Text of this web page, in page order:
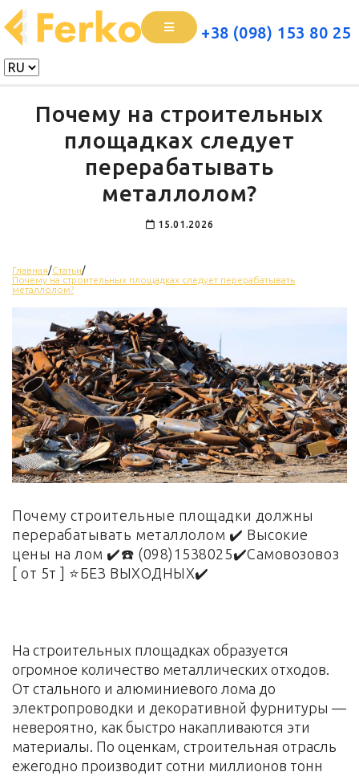
+38 (098) 153 80 25
Почему на строительных
площадках следует
перерабатывать
металлолом?
15.01.2026
Главная/Статьи/
Почему на строительных площадках следует перерабатывать
металлолом?
Почему строительные площадки должны
перерабатывать металлолом ✔️ Высокие
цены на лом ✔️☎️ (098)1538025✔️Самовозовоз
[ от 5т ] ⭐БЕЗ ВЫХОДНЫХ✔️
На строительных площадках образуется
огромное количество металлических отходов.
От стального и алюминиевого лома до
электропроводки и декоративной фурнитуры —
невероятно, как быстро накапливаются эти
материалы. По оценкам, строительная отрасль
ежегодно производит сотни миллионов тонн